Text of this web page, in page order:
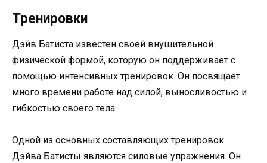
Тренировки
Дэйв Батиста известен своей внушительной
физической формой, которую он поддерживает с
помощью интенсивных тренировок. Он посвящает
много времени работе над силой, выносливостью и
гибкостью своего тела.
Одной из основных составляющих тренировок
Дэйва Батисты являются силовые упражнения. Он